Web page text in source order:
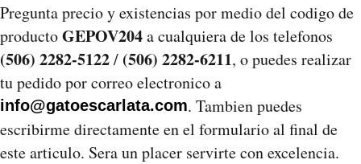
Pregunta precio y existencias por medio del codigo de
productoGEPOV204a cualquiera de los telefonos
(506) 2282-5122/ (506) 2282-6211, o puedes realizar
tu pedido por correo electronico a
info@gatoescarlata.com. Tambien puedes
escribirme directamente en el formulario al final de
este articulo. Sera un placer servirte con excelencia.